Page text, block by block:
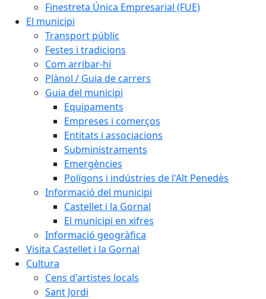
Finestreta Única Empresarial (FUE)
El municipi
Transport públic
Festes i tradicions
Com arribar-hi
Plànol / Guia de carrers
Guia del municipi
Equipaments
Empreses i comerços
Entitats i associacions
Subministraments
Emergències
Polígons i indústries de l'Alt Penedès
Informació del municipi
Castellet i la Gornal
El municipi en xifres
Informació geogràfica
Visita Castellet i la Gornal
Cultura
Cens d'artistes locals
Sant Jordi